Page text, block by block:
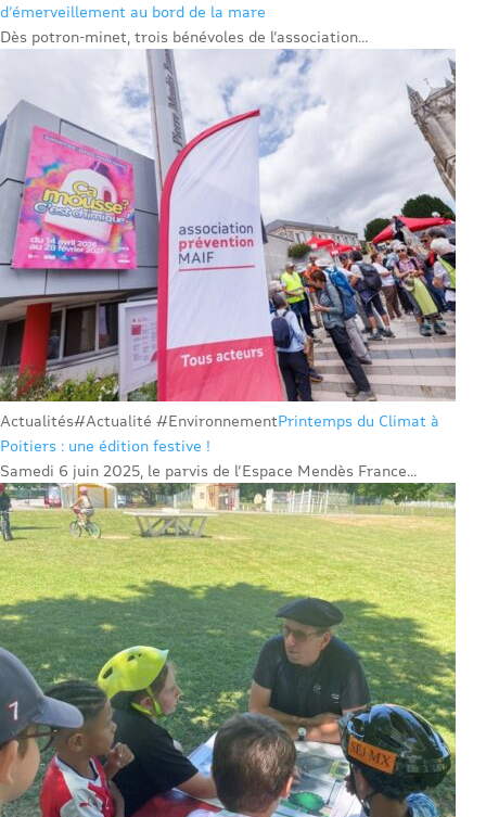
d’émerveillement au bord de la mare
Dès potron-minet, trois bénévoles de l’association...
Actualités#Actualité #EnvironnementPrintemps du Climat à
Poitiers : une édition festive !
Samedi 6 juin 2025, le parvis de l’Espace Mendès France...